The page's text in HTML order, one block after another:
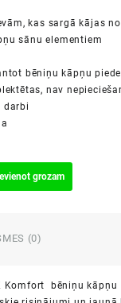
kas sargā kājas
sānu elementiem
bēniņu kāpņu
nav
darbi
grozam
(0)
Komfort bēniņu